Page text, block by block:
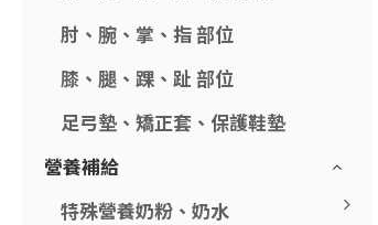
肘、腕、掌、指 部位
膝、腿、踝、趾 部位
足弓墊、矯正套、保護鞋墊
營養補給
特殊營養奶粉、奶水